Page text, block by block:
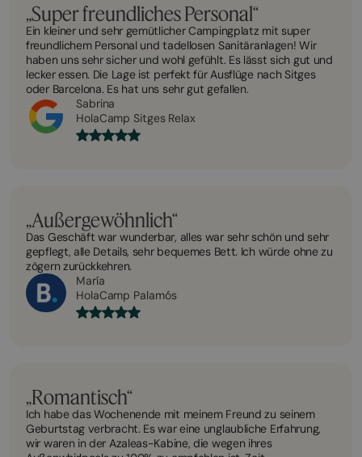
„Super freundliches Personal“
Ein kleiner und sehr gemütlicher Campingplatz mit super
freundlichem Personal und tadellosen Sanitäranlagen! Wir
haben uns sehr sicher und wohl gefühlt. Es lässt sich gut und
lecker essen. Die Lage ist perfekt für Ausflüge nach Sitges
oder Barcelona. Es hat uns sehr gut gefallen.
Sabrina
HolaCamp Sitges Relax
„Außergewöhnlich“
Das Geschäft war wunderbar, alles war sehr schön und sehr
gepflegt, alle Details, sehr bequemes Bett. Ich würde ohne zu
zögern zurückkehren.
María
HolaCamp Palamós
„Romantisch“
Ich habe das Wochenende mit meinem Freund zu seinem
Geburtstag verbracht. Es war eine unglaubliche Erfahrung,
wir waren in der Azaleas-Kabine, die wegen ihres